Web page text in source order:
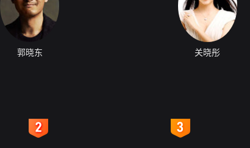
郭晓东 关晓彤